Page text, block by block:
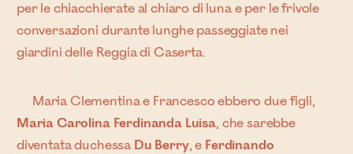
per le chiacchierate al chiaro di luna e per le frivole
conversazioni durante lunghe passeggiate nei
giardini delle Reggia di Caserta.
Maria Clementina e Francesco ebbero due figli,
Maria Carolina Ferdinanda Luisa, che sarebbe
diventata duchessa Du Berry, e Ferdinando